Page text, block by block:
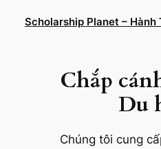
Scholarship Planet – Hành
Chắp
Du
Chúng tôi cung